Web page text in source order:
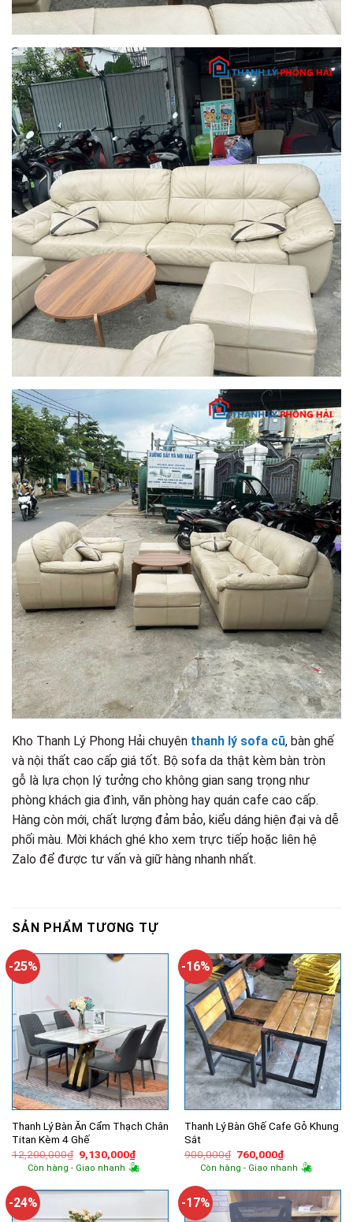
Kho Thanh Lý Phong Hải chuyên thanh lý sofa cũ, bàn ghế
và nội thất cao cấp giá tốt. Bộ sofa da thật kèm bàn tròn
gỗ là lựa chọn lý tưởng cho không gian sang trọng như
phòng khách gia đình, văn phòng hay quán cafe cao cấp.
Hàng còn mới, chất lượng đảm bảo, kiểu dáng hiện đại và dễ
phối màu. Mời khách ghé kho xem trực tiếp hoặc liên hệ
Zalo để được tư vấn và giữ hàng nhanh nhất.
SẢN PHẨM TƯƠNG TỰ
-25%
Thanh Lý Bàn Ăn Cẩm Thạch Chân
Titan Kèm 4 Ghế
12,200,000₫ Giá
gốc
là:
9,130,000₫Giá
hiện
tại
9,130,000₫.
Còn hàng - Giao nhanh
-16%
Thanh Lý Bàn Ghế Cafe Gỗ Khung
Sắt
900,000₫ Giá
gốc
là:
760,000₫Giá
hiện
tại
760,000₫.
Còn hàng - Giao nhanh
-24% -17%